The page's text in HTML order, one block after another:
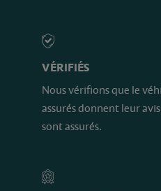
VÉRIFIÉS
Nous vérifions que le
assurés donnent leur
sont assurés.